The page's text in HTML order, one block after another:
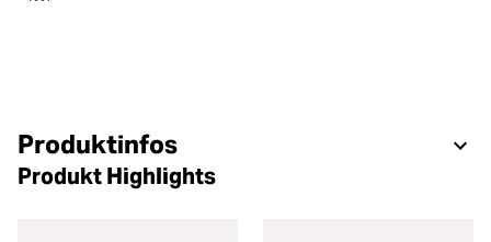
Produktinfos
Produkt Highlights